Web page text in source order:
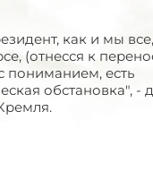
как и мы
(отнесся к
пониманием, есть
обстановка", -